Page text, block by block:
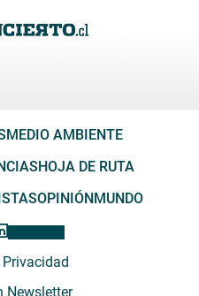
MEDIO AMBIENTE
HOJA DE RUTA
OPINIÓNMUNDO
Newsletter